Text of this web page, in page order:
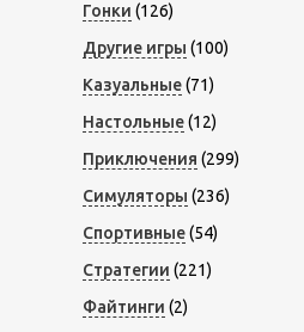
Гонки (126)
Другие игры (100)
Казуальные(71)
Настольные(12)
Приключения (299)
Симуляторы (236)
Спортивные(54)
Стратегии (221)
Файтинги (2)